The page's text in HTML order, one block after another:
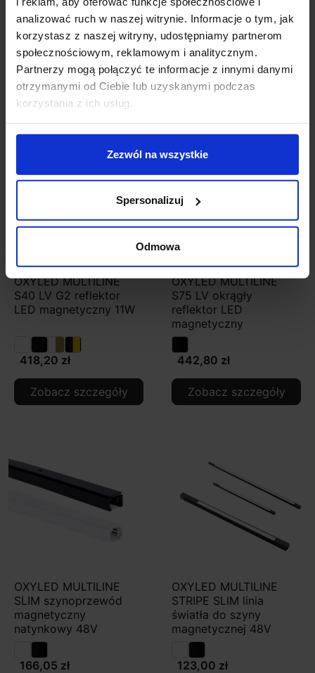
analizować ruch w naszej witrynie. Informacje o tym, jak
korzystasz z naszej witryny, udostępniamy partnerom
społecznościowym, reklamowym i analitycznym.
Partnerzy mogą połączyć te informacje z innymi danymi
otrzymanymi od Ciebie lub uzyskanymi podczas
korzystania z ich usług.
Zezwól na wszystkie
Spersonalizuj
Odmowa
LED na magnes do szyn
48V
418,20 zł
Zobacz szczegóły
magnetyczny 3W
61,50 zł
Zobacz szczegóły
OXYLED MULTILINE
S40 LV G2 reflektor
LED magnetyczny 11W
418,20 zł
Zobacz szczegóły
OXYLED MULTILINE
S75 LV okrągły
reflektor LED
magnetyczny
442,80 zł
Zobacz szczegóły
OXYLED MULTILINE
SLIM szynoprzewód
magnetyczny
natynkowy 48V
166,05 zł
OXYLED MULTILINE
STRIPE SLIM linia
światła do szyny
magnetycznej 48V
123,00 zł